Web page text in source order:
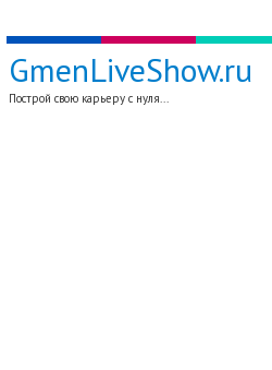
GmenLiveShow.ru
Построй свою карьеру с нуля...